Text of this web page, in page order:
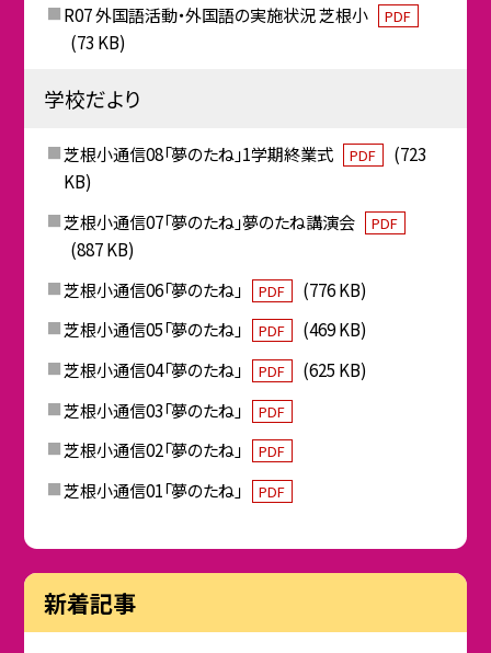
R07 外国語活動・外国語の実施状況 芝根小
PDF
(73 KB)
学校だより
芝根小通信08「夢のたね」1学期終業式 PDF
(723
KB)
芝根小通信07「夢のたね」夢のたね講演会
PDF
(887 KB)
芝根小通信06「夢のたね」
PDF
(776 KB)
芝根小通信05「夢のたね」
PDF
(469 KB)
芝根小通信04「夢のたね」
PDF
(625 KB)
芝根小通信03「夢のたね」
PDF
芝根小通信02「夢のたね」 PDF
芝根小通信01「夢のたね」 PDF
新着記事